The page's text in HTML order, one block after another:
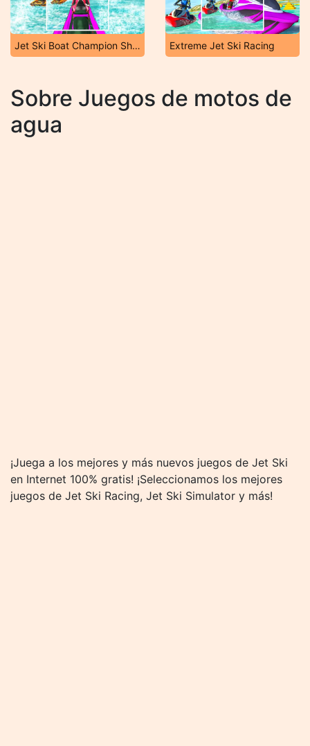
Jet Ski Boat Champion Ship Race: Xtreme Boat Racin Extreme Jet Ski Racing
Sobre Juegos de motos de
agua
¡Juega a los mejores y más nuevos juegos de Jet Ski
en Internet 100% gratis! ¡Seleccionamos los mejores
juegos de Jet Ski Racing, Jet Ski Simulator y más!